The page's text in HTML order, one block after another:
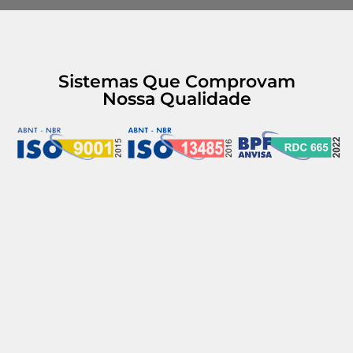
Sistemas Que Comprovam
Nossa Qualidade